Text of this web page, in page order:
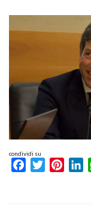
condividi su
FacebookTwitter